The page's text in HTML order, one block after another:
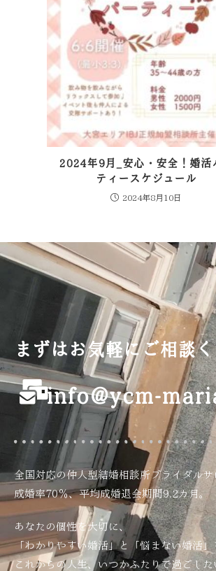
2024年9月_安心・安全！婚活
ティースケジュール
2024年8月10日
まずはお気軽にご相談
info@ycm-
全国対応の仲人型結婚相談所ブライダルサ
成婚率70％、平均成婚退会期間9.2カ月。
あなたの個性を大切に、
「わかりやすい婚活」と「悩まない婚活
これからの人生、いつかふたりで過ごした